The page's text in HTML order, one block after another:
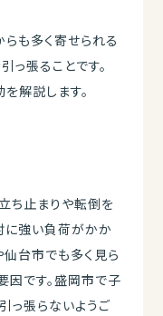
も多く寄せられる
っ張ることです。
解説します。
ち止まりや転倒を
に強い負荷がかか
仙台市でも多く見ら
です。盛岡市で子
っ張らないようご